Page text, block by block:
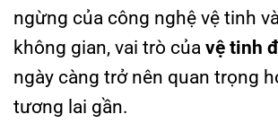
ngừng của công nghệ vệ tinh
không gian, vai trò của vệ tinh
ngày càng trở nên quan trọng
tương lai gần.